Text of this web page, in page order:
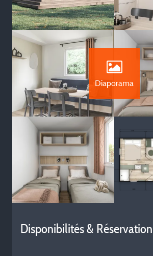
Diaporama
Disponibilités & Réservation